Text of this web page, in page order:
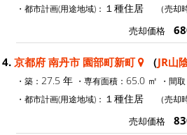
・都市計画(用途地域)： １種住居 （売却
売却価格
4. 京都府 南丹市 園部町新町 （JR山
・築： 27.5 年 ・専有面積： 65.0 ㎡ ・間取
・都市計画(用途地域)： １種住居 （売却
売却価格